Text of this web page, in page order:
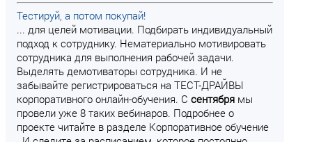
Тестируй, а потом покупай!
... для целей мотивации. Подбирать индивидуальный
подход к сотруднику. Нематериально мотивировать
сотрудника для выполнения рабочей задачи.
Выделять демотиваторы сотрудника. И не
забывайте регистрироваться на ТЕСТ-ДРАЙВЫ
корпоративного онлайн-обучения. С сентября мы
провели уже 8 таких вебинаров. Подробнее о
проекте читайте в разделе Корпоративное обучение